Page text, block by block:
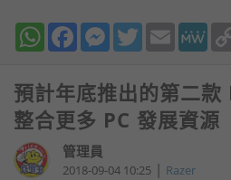
WhatsAppFacebookMessenger
TwitterEmail
預計年底推出的第二
整合更多 PC 發展資源
管理員
2018-09-04 10:25 | Razer